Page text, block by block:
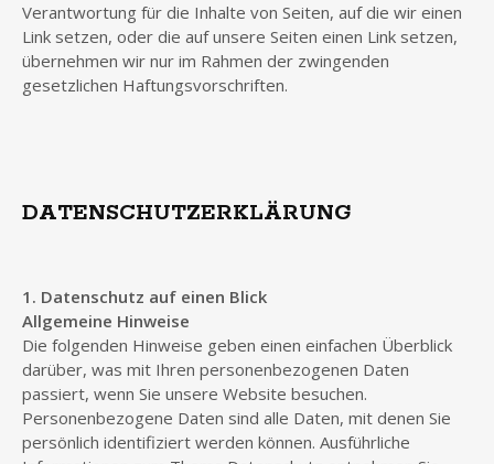
Verantwortung für die Inhalte von Seiten, auf die wir einen
Link setzen, oder die auf unsere Seiten einen Link setzen,
übernehmen wir nur im Rahmen der zwingenden
gesetzlichen Haftungsvorschriften.
DATENSCHUTZERKLÄRUNG
1. Datenschutz auf einen Blick
Allgemeine Hinweise
Die folgenden Hinweise geben einen einfachen Überblick
darüber, was mit Ihren personenbezogenen Daten
passiert, wenn Sie unsere Website besuchen.
Personenbezogene Daten sind alle Daten, mit denen Sie
persönlich identifiziert werden können. Ausführliche